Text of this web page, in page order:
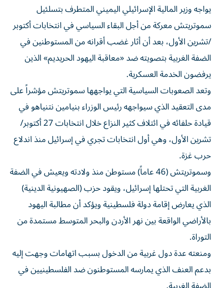
يواجه وزير المالية الإسرائيلي اليميني المتطرف بتسلئيل
سموتريتش معركة من أجل البقاء السياسي ‌في انتخابات أكتوبر
/تشرين الأول، بعد أن أثار غضب أقرانه من المستوطنين في
الضفة الغربية بتصويته ضد «معاقبة اليهود الحريديم» الذين
يرفضون الخدمة العسكرية.
وتعد الصعوبات ​السياسية التي يواجهها سموتريتش مؤشراً ⁠على
مدى التعقيد الذي سيواجهه رئيس الوزراء بنيامين نتنياهو في
قيادة حلفائه في ائتلاف كثير النزاع خلال انتخابات 27 أكتوبر/
تشرين الأول، ‌وهي أول انتخابات تجري في إسرائيل منذ اندلاع
‌حرب غزة.
وسموتريتش (46 عاماً) مستوطن منذ ولادته ويعيش في الضفة
الغربية التي تحتلها إسرائيل، ويقود حزب (الصهيونية الدينية)
الذي يعارض إقامة دولة فلسطينية ويؤكد أن مطالبة اليهود
بالأراضي الواقعة بين نهر الأردن والبحر المتوسط مستمدة من
التوراة.
ومنعته عدة دول غربية من الدخول بسبب اتهامات وجهت إليه
بدعم العنف الذي يمارسه المستوطنون ضد الفلسطينيين في